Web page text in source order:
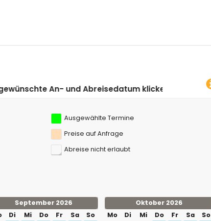
der Wohnung)
Schnorcheln, Surfen, Windsurfen und Wasserski (innerhalb von 5
Abreisedatum klicken!
Ausgewählte Termine
Preise auf Anfrage
Abreise nicht erlaubt
September 2026
Di Mi Do Fr Sa
So
Oktober 2026
Mo
Di Mi Do Fr Sa
So